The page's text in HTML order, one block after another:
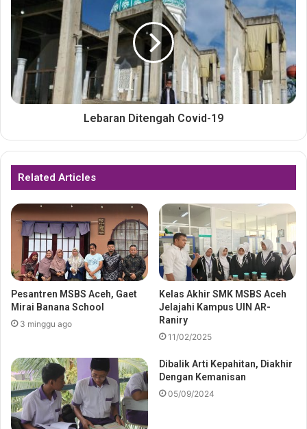
Lebaran Ditengah Covid-19
Related Articles
Pesantren MSBS Aceh, Gaet
Mirai Banana School
3 minggu ago
Kelas Akhir SMK MSBS Aceh
Jelajahi Kampus UIN AR-
Raniry
11/02/2025
Dibalik Arti Kepahitan, Diakhir
Dengan Kemanisan
05/09/2024